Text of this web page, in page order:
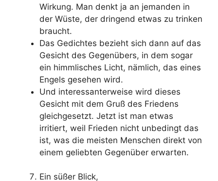
Wirkung. Man denkt ja an jemanden in
der Wüste, der dringend etwas zu trinken
braucht.
Das Gedichtes bezieht sich dann auf das
Gesicht des Gegenübers, in dem sogar
ein himmlisches Licht, nämlich, das eines
Engels gesehen wird.
Und interessanterweise wird dieses
Gesicht mit dem Gruß des Friedens
gleichgesetzt. Jetzt ist man etwas
irritiert, weil Frieden nicht unbedingt das
ist, was die meisten Menschen direkt von
einem geliebten Gegenüber erwarten.
Ein süßer Blick,